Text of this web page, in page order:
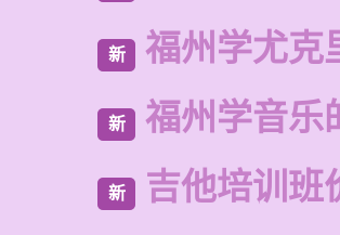
新 福州学尤克
新 福州学音乐
新 吉他培训班